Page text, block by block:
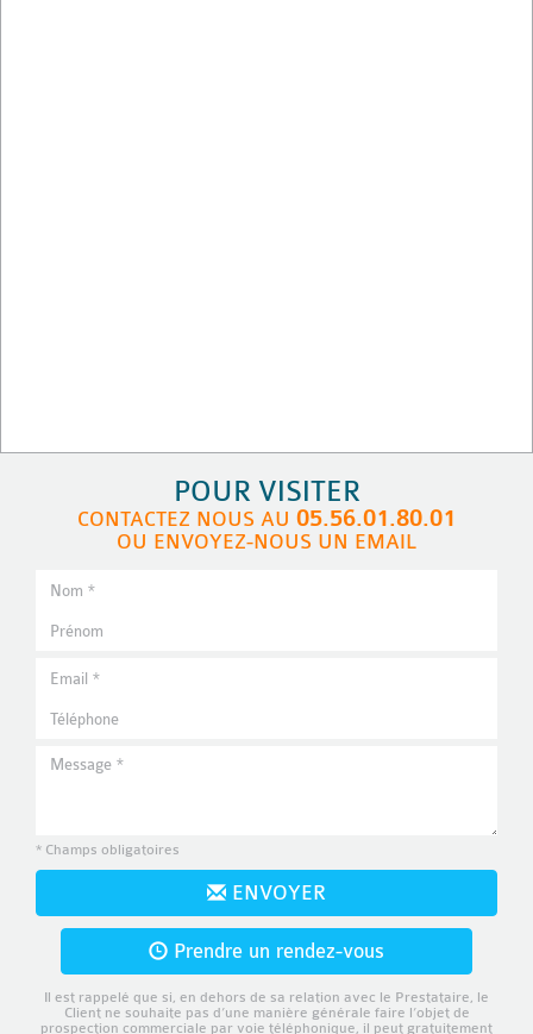
POUR VISITER
CONTACTEZ NOUS AU 05.56.01.80.01
OU ENVOYEZ-NOUS UN EMAIL
* Champs obligatoires
ENVOYER
Prendre un rendez-vous
Il est rappelé que si, en dehors de sa relation avec le Prestataire, le
Client ne souhaite pas d’une manière générale faire l’objet de
prospection commerciale par voie téléphonique, il peut gratuitement